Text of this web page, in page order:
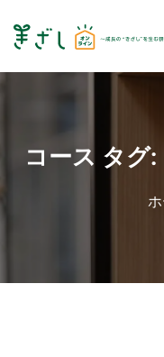
コース タグ: